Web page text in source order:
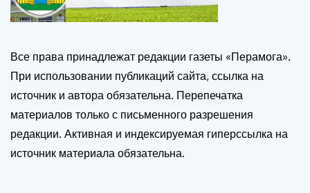
Все права принадлежат редакции газеты «Перамога».
При использовании публикаций сайта, ссылка на
источник и автора обязательна. Перепечатка
материалов только с письменного разрешения
редакции. Активная и индексируемая гиперссылка на
источник материала обязательна.